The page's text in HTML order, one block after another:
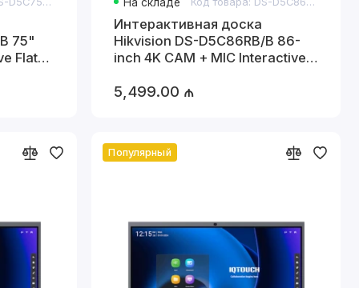
Flat
На складе
Интерактивная доска
Hikvision DS-D5C86RB/B 86-
inch 4K CAM + MIC Interactive
5,499.00 ₼
Популярный